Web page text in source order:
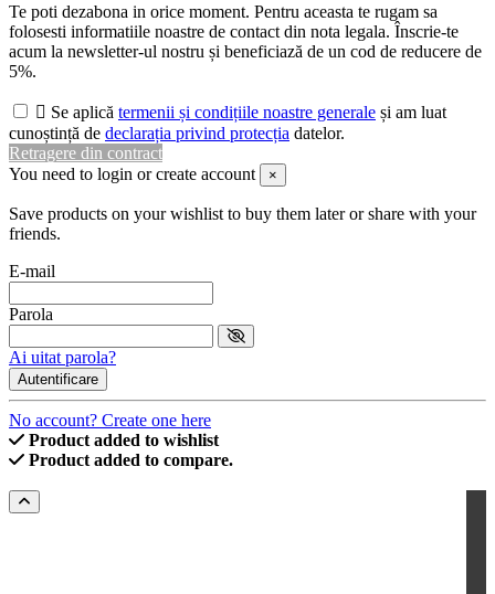
Te poti dezabona in orice moment. Pentru aceasta te rugam sa
folosesti informatiile noastre de contact din nota legala. Înscrie-te
acum la newsletter-ul nostru și beneficiază de un cod de reducere de
5%.
 Se aplică termenii și condițiile noastre generale și am luat
cunoștință de declarația privind protecția datelor.
Retragere din contract
You need to login or create account
×
Save products on your wishlist to buy them later or share with your
friends.
E-mail
Parola
Ai uitat parola?
Autentificare
No account? Create one here
Product added to wishlist
Product added to compare.